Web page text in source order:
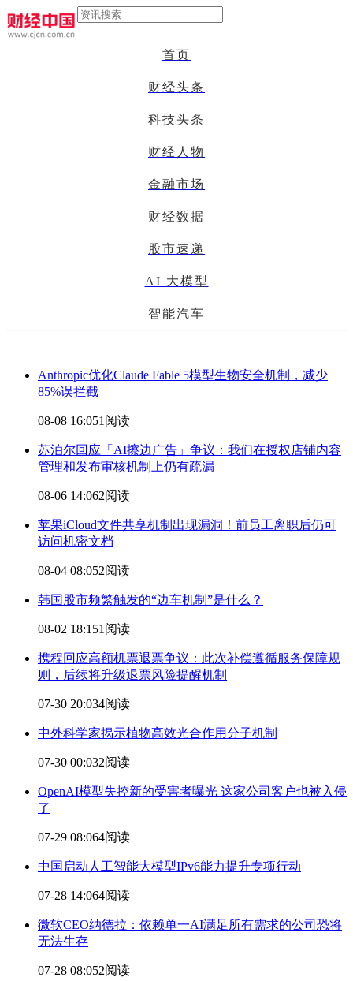
首页
财经头条
科技头条
财经人物
金融市场
财经数据
股市速递
AI 大模型
智能汽车
Anthropic优化Claude Fable 5模型生物安全机制
，减少
85%误拦截
08-08 16:051阅读
苏泊尔回应「AI擦边广告」争议：我们在授权店铺内容
管理和发布审核机制 上仍有疏漏
08-06 14:062阅读
苹果iCloud文件共享机制 出现漏洞！前员工离职后仍可
访问机密文档
08-04 08:052阅读
韩国股市频繁触发的“边车机制 ”是什么？
08-02 18:151阅读
携程回应高额机票退票争议：此次补偿遵循服务保障规
则，后续将升级退票风险提醒机制
07-30 20:034阅读
中外科学家揭示植物高效光合作用分子机制
07-30 00:032阅读
OpenAI模型失控新的受害者曝光 这家公司客户也被入侵
了
07-29 08:064阅读
中国启动人工智能大模型IPv6能力提升专项行动
07-28 14:064阅读
微软CEO纳德拉：依赖单一AI满足所有需求的公司恐将
无法生存
07-28 08:052阅读